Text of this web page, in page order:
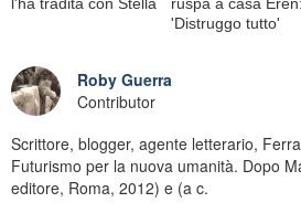
'Distruggo tutto'
Roby Guerra
Contributor
Scrittore, blogger, agente letterario,
Futurismo per la nuova umanità. Dopo
editore, Roma, 2012) e (a c.